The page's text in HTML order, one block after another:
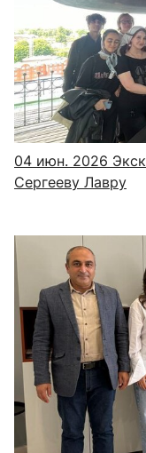
04 июн. 2026
Сергееву Лавру